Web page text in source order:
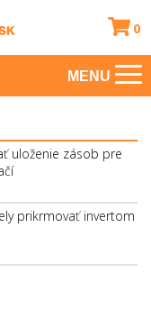
0
MENU
uloženie zásob pre
prikrmovať invertom